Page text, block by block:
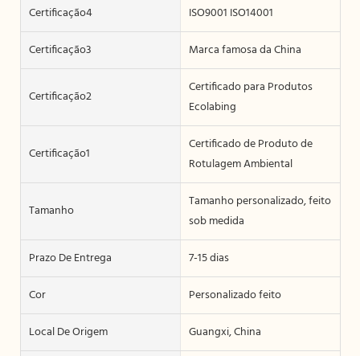
Certificação4
ISO9001 ISO14001
Certificação3
Marca famosa da China
Certificação2
Certificado para Produtos
Ecolabing
Certificação1
Certificado de Produto de
Rotulagem Ambiental
Tamanho
Tamanho personalizado, feito
sob medida
Prazo De Entrega
7-15 dias
Cor
Personalizado feito
Local De Origem
Guangxi, China